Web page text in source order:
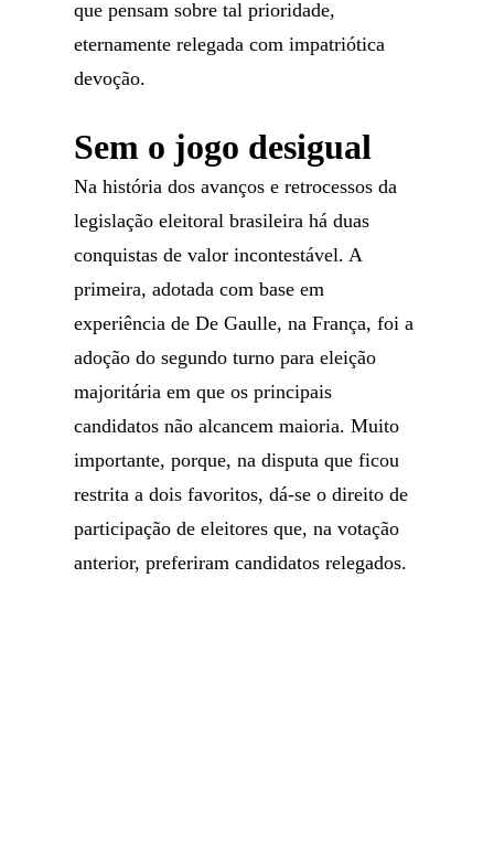
que pensam sobre tal prioridade,
eternamente relegada com impatriótica
devoção.
Sem o jogo desigual
Na história dos avanços e retrocessos da
legislação eleitoral brasileira há duas
conquistas de valor incontestável. A
primeira, adotada com base em
experiência de De Gaulle, na França, foi a
adoção do segundo turno para eleição
majoritária em que os principais
candidatos não alcancem maioria. Muito
importante, porque, na disputa que ficou
restrita a dois favoritos, dá-se o direito de
participação de eleitores que, na votação
anterior, preferiram candidatos relegados.